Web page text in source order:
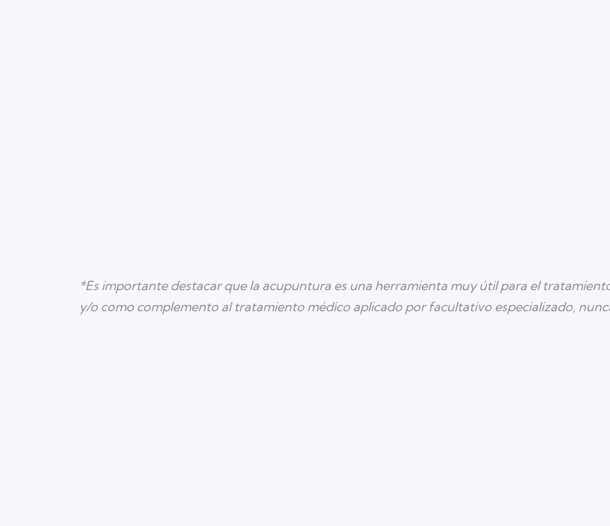
*Es importante destacar que la acupuntura es una herramienta muy útil para el
y/o como complemento al tratamiento médico aplicado por facultativo especializado,